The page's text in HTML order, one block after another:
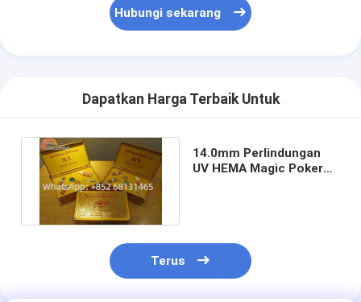
Hubungi sekarang
Dapatkan Harga Terbaik Untuk
14.0mm Perlindungan
UV HEMA Magic Poker
Terus